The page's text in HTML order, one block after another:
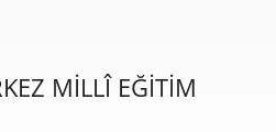
MİLLÎ EĞİTİM